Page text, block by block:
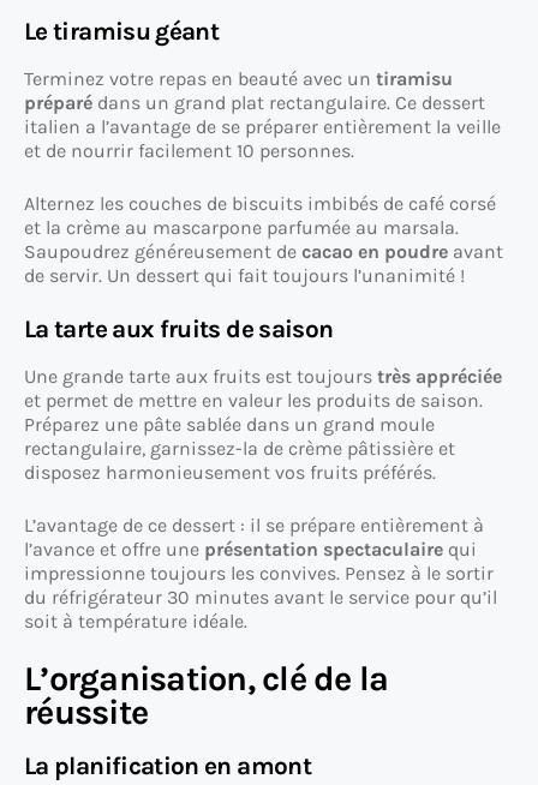
Le tiramisu géant
Terminez votre repas en beauté avec un tiramisu
préparé dans un grand plat rectangulaire. Ce dessert
italien a l’avantage de se préparer entièrement la veille
et de nourrir facilement 10 personnes.
Alternez les couches de biscuits imbibés de café corsé
et la crème au mascarpone parfumée au marsala.
Saupoudrez généreusement de cacao en poudre avant
de servir. Un dessert qui fait toujours l’unanimité !
La tarte aux fruits de saison
Une grande tarte aux fruits est toujours très appréciée
et permet de mettre en valeur les produits de saison.
Préparez une pâte sablée dans un grand moule
rectangulaire, garnissez-la de crème pâtissière et
disposez harmonieusement vos fruits préférés.
L’avantage de ce dessert : il se prépare entièrement à
l’avance et offre une présentation spectaculaire qui
impressionne toujours les convives. Pensez à le sortir
du réfrigérateur 30 minutes avant le service pour qu’il
soit à température idéale.
L’organisation, clé de la
réussite
La planification en amont